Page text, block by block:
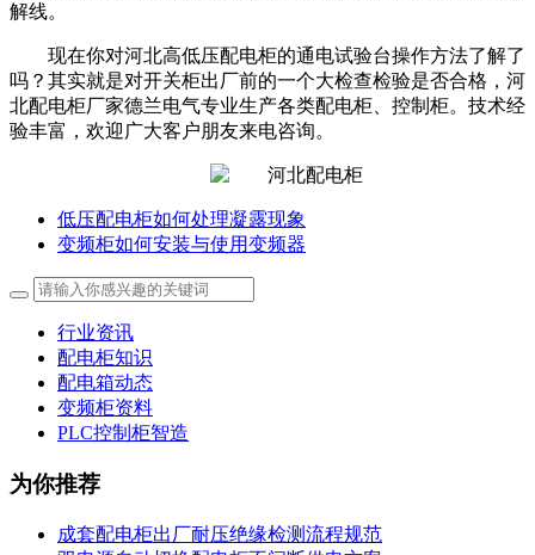
解线。
现在你对河北高低压配电柜的通电试验台操作方法了解了
吗？其实就是对开关柜出厂前的一个大检查检验是否合格，河
北配电柜厂家德兰电气专业生产各类配电柜、控制柜。技术经
验丰富，欢迎广大客户朋友来电咨询。
低压配电柜如何处理凝露现象
变频柜如何安装与使用变频器
行业资讯
配电柜知识
配电箱动态
变频柜资料
PLC控制柜智造
为你推荐
成套配电柜出厂耐压绝缘检测流程规范